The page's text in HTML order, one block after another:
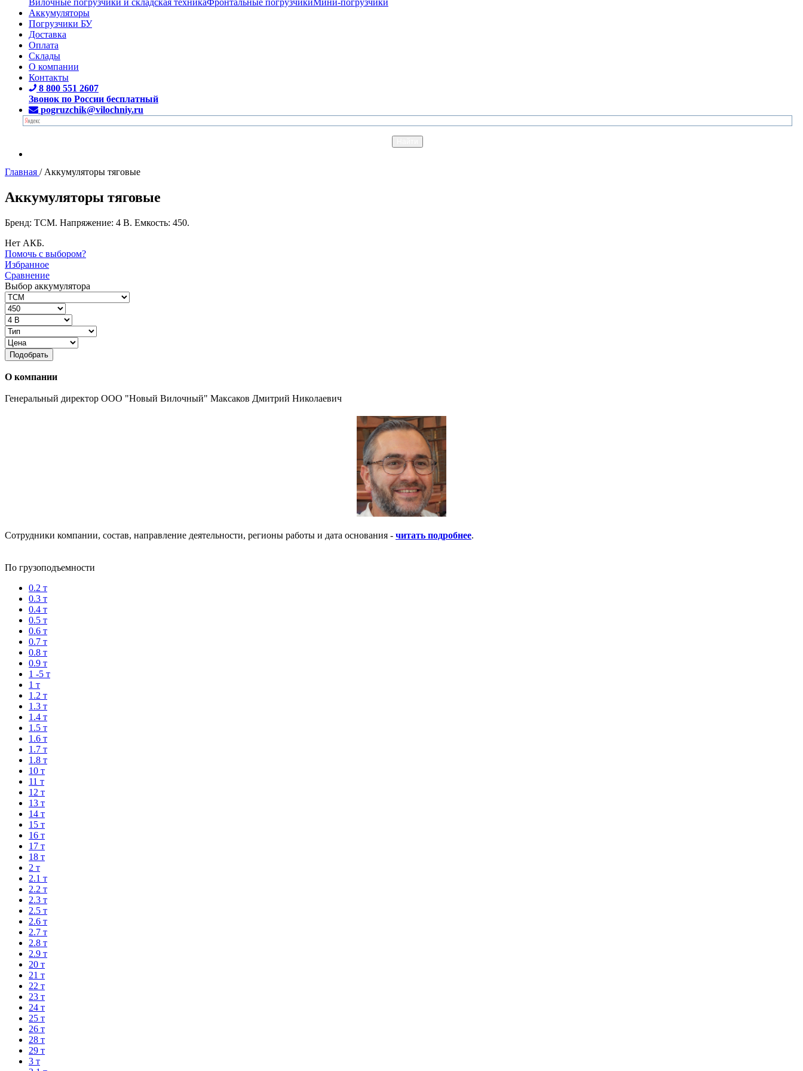
Аккумуляторы
Погрузчики БУ
Доставка
Оплата
Склады
О компании
Контакты
8 800 551 2607
Звонок по России бесплатный
pogruzchik@vilochniy.ru
Главная / Аккумуляторы тяговые
Аккумуляторы тяговые
Бренд: TCM. Напряжение: 4 В. Емкость: 450.
Нет АКБ.
Помочь с выбором?
Избранное
Сравнение
Выбор аккумулятора
Подобрать
О компании
Генеральный директор ООО "Новый Вилочный" Максаков Дмитрий Николаевич
Сотрудники компании, состав, направление деятельности, регионы работы и дата основания - читать подробнее.
По грузоподъемности
0.2 т
0.3 т
0.4 т
0.5 т
0.6 т
0.7 т
0.8 т
0.9 т
1 -5 т
1 т
1.2 т
1.3 т
1.4 т
1.5 т
1.6 т
1.7 т
1.8 т
10 т
11 т
12 т
13 т
14 т
15 т
16 т
17 т
18 т
2 т
2.1 т
2.2 т
2.3 т
2.5 т
2.6 т
2.7 т
2.8 т
2.9 т
20 т
21 т
22 т
23 т
24 т
25 т
26 т
28 т
29 т
3 т